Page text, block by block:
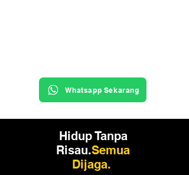
Whatsapp Sekarang
Hidup Tanpa
Risau.Semua
Dijaga.